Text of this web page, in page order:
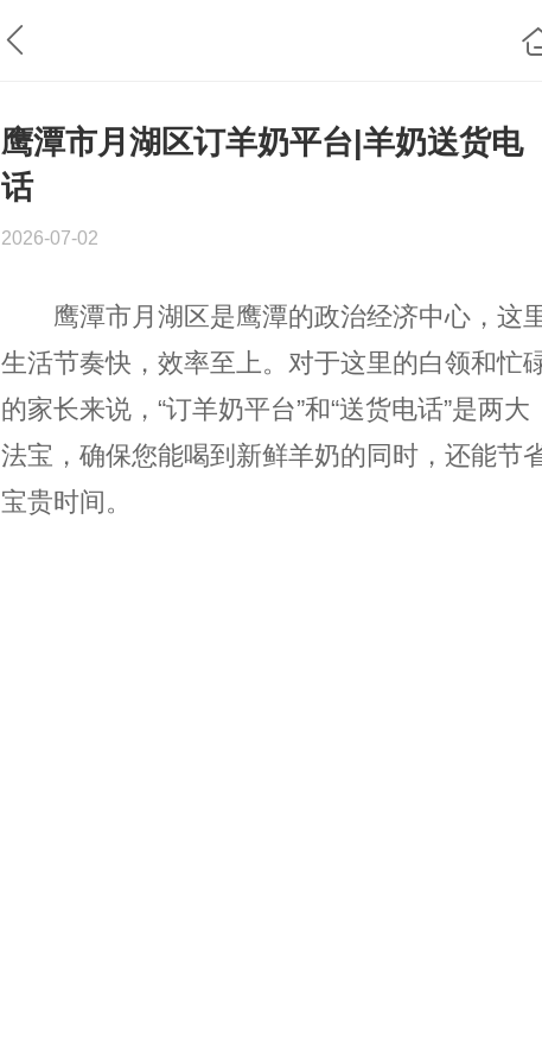
鹰潭市月湖区订羊奶平台|羊奶送货电
话
2026-07-02
鹰潭市月湖区是鹰潭的政治经济中心，这
生活节奏快，效率至上。对于这里的白领和忙
的家长来说，“订羊奶平台”和“送货电话”是两大
法宝，确保您能喝到新鲜羊奶的同时，还能节
宝贵时间。